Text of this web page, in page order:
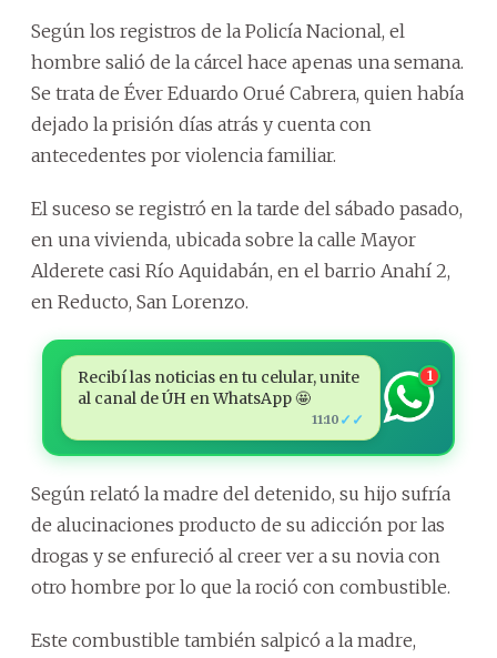
Según los registros de la Policía Nacional, el
hombre salió de la cárcel hace apenas una semana.
Se trata de Éver Eduardo Orué Cabrera, quien había
dejado la prisión días atrás y cuenta con
antecedentes por violencia familiar.
El suceso se registró en la tarde del sábado pasado,
en una vivienda, ubicada sobre la calle Mayor
Alderete casi Río Aquidabán, en el barrio Anahí 2,
en Reducto, San Lorenzo.
Recibí las noticias en tu celular, unite
al canal de ÚH en WhatsApp 🤩
11:10 ✓✓
1
Según relató la madre del detenido, su hijo sufría
de alucinaciones producto de su adicción por las
drogas y se enfureció al creer ver a su novia con
otro hombre por lo que la roció con combustible.
Este combustible también salpicó a la madre,